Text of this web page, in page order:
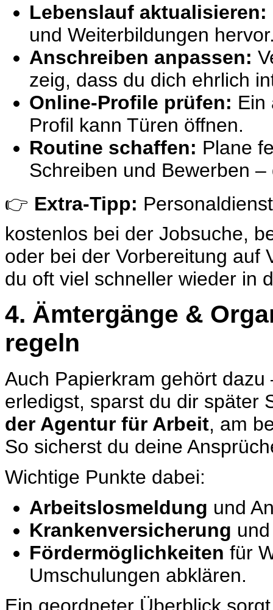
Lebenslauf aktualisieren:
und Weiterbildungen
Anschreiben anpassen:
zeig, dass du dich ehrlich
Online-Profile prüfen: Ein
Profil kann Türen öffnen.
Routine schaffen: Plane
Schreiben und Bewerben
👉 Extra-Tipp:
kostenlos bei der Jobsuche,
oder bei der Vorbereitung auf
du oft viel schneller wieder in
4. Ämtergänge &
regeln
Auch Papierkram gehört
erledigst, sparst du dir später
der Agentur für Arbeit, am
So sicherst du deine
Wichtige Punkte dabei:
Arbeitslosmeldung und
Krankenversicherung
Fördermöglichkeiten für
Umschulungen abklären.
Ein geordneter Überblick